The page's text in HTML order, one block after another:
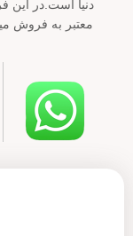
دنیا است.در این
معتبر به فروش